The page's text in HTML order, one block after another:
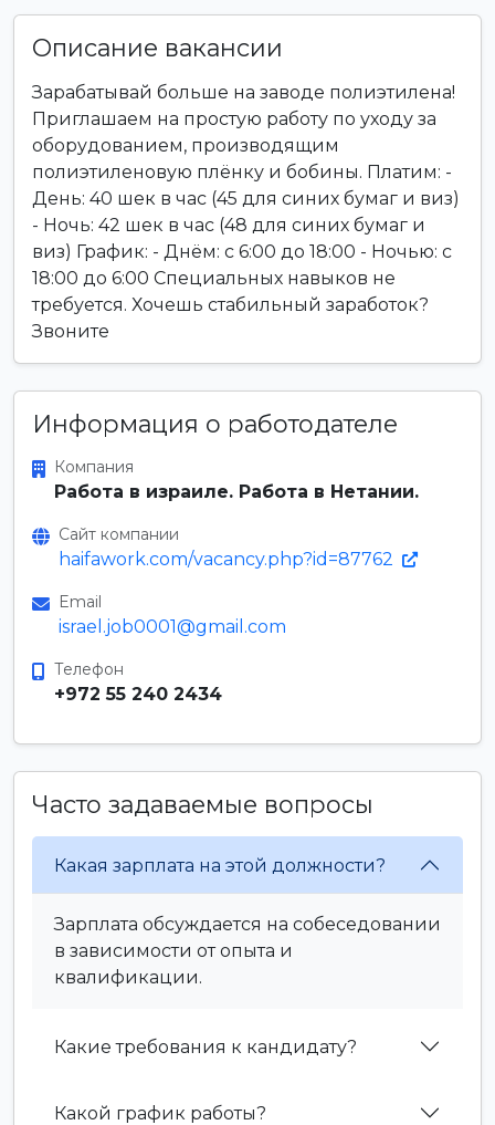
Описание вакансии
Зарабатывай больше на заводе полиэтилена!
Приглашаем на простую работу по уходу за
оборудованием, производящим
полиэтиленовую плёнку и бобины. Платим: -
День: 40 шек в час (45 для синих бумаг и виз)
- Ночь: 42 шек в час (48 для синих бумаг и
виз) График: - Днём: с 6:00 до 18:00 - Ночью: с
18:00 до 6:00 Специальных навыков не
требуется. Хочешь стабильный заработок?
Звоните
Информация о работодателе
Компания
Работа в израиле. Работа в Нетании.
Сайт компании
haifawork.com/vacancy.php?id=87762
Email
israel.job0001@gmail.com
Телефон
+972 55 240 2434
Часто задаваемые вопросы
Какая зарплата на этой должности?
Зарплата обсуждается на собеседовании
в зависимости от опыта и
квалификации.
Какие требования к кандидату?
Какой график работы?